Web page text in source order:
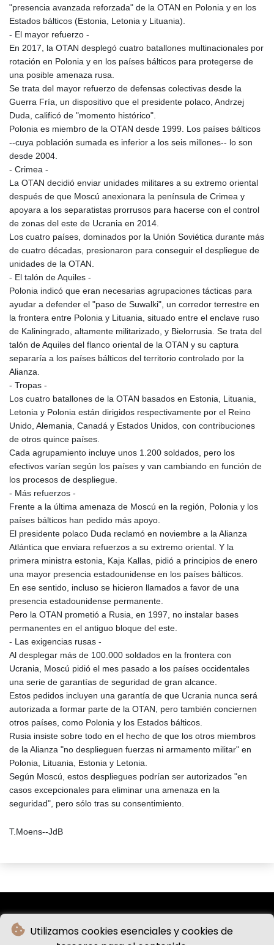
Utilizamos cookies esenciales y cookies de
"presencia avanzada reforzada" de la OTAN en Polonia y en los
Estados bálticos (Estonia, Letonia y Lituania).
- El mayor refuerzo -
En 2017, la OTAN desplegó cuatro batallones multinacionales por
rotación en Polonia y en los países bálticos para protegerse de
una posible amenaza rusa.
Se trata del mayor refuerzo de defensas colectivas desde la
Guerra Fría, un dispositivo que el presidente polaco, Andrzej
Duda, calificó de "momento histórico".
Polonia es miembro de la OTAN desde 1999. Los países bálticos
--cuya población sumada es inferior a los seis millones-- lo son
desde 2004.
- Crimea -
La OTAN decidió enviar unidades militares a su extremo oriental
después de que Moscú anexionara la península de Crimea y
apoyara a los separatistas prorrusos para hacerse con el control
de zonas del este de Ucrania en 2014.
Los cuatro países, dominados por la Unión Soviética durante más
de cuatro décadas, presionaron para conseguir el despliegue de
unidades de la OTAN.
- El talón de Aquiles -
Polonia indicó que eran necesarias agrupaciones tácticas para
ayudar a defender el "paso de Suwalki", un corredor terrestre en
la frontera entre Polonia y Lituania, situado entre el enclave ruso
de Kaliningrado, altamente militarizado, y Bielorrusia. Se trata del
talón de Aquiles del flanco oriental de la OTAN y su captura
separaría a los países bálticos del territorio controlado por la
Alianza.
- Tropas -
Los cuatro batallones de la OTAN basados en Estonia, Lituania,
Letonia y Polonia están dirigidos respectivamente por el Reino
Unido, Alemania, Canadá y Estados Unidos, con contribuciones
de otros quince países.
Cada agrupamiento incluye unos 1.200 soldados, pero los
efectivos varían según los países y van cambiando en función de
los procesos de despliegue.
- Más refuerzos -
Frente a la última amenaza de Moscú en la región, Polonia y los
países bálticos han pedido más apoyo.
El presidente polaco Duda reclamó en noviembre a la Alianza
Atlántica que enviara refuerzos a su extremo oriental. Y la
primera ministra estonia, Kaja Kallas, pidió a principios de enero
una mayor presencia estadounidense en los países bálticos.
En ese sentido, incluso se hicieron llamados a favor de una
presencia estadounidense permanente.
Pero la OTAN prometió a Rusia, en 1997, no instalar bases
permanentes en el antiguo bloque del este.
- Las exigencias rusas -
Al desplegar más de 100.000 soldados en la frontera con
Ucrania, Moscú pidió el mes pasado a los países occidentales
una serie de garantías de seguridad de gran alcance.
Estos pedidos incluyen una garantía de que Ucrania nunca será
autorizada a formar parte de la OTAN, pero también conciernen
otros países, como Polonia y los Estados bálticos.
Rusia insiste sobre todo en el hecho de que los otros miembros
de la Alianza "no desplieguen fuerzas ni armamento militar" en
Polonia, Lituania, Estonia y Letonia.
Según Moscú, estos despliegues podrían ser autorizados "en
casos excepcionales para eliminar una amenaza en la
seguridad", pero sólo tras su consentimiento.
T.Moens--JdB